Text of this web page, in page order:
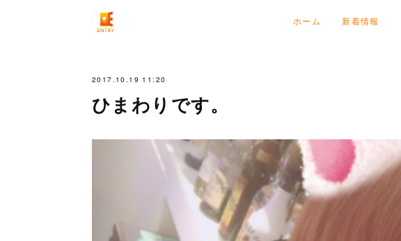
ホーム 新着情報
2017.10.19 11:20
ひまわりです。